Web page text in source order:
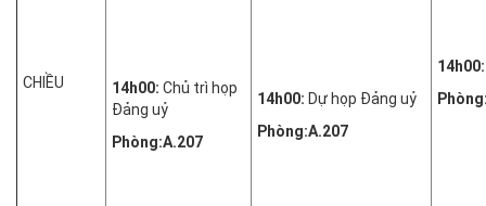
CHIỀU 14h00: Chủ trì họp
Đảng uỷ
Phòng:A.207
14h00: Dự họp Đảng uỷ
Phòng:A.207